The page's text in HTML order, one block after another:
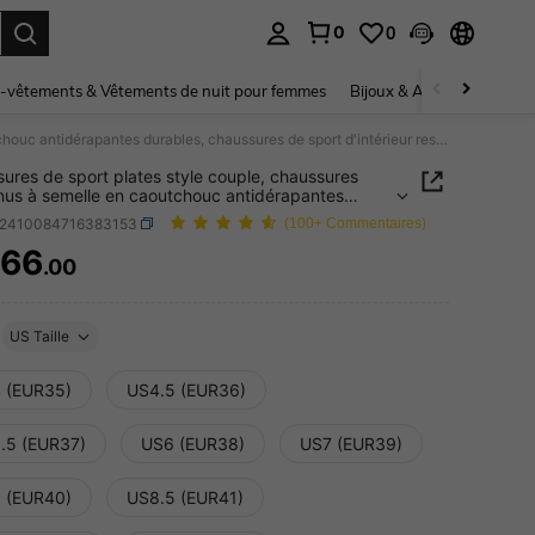
0 0
vêtements & Vêtements de nuit pour femmes Bijoux & Accessoires pour
Chaussures de sport plates style couple, chaussures pieds nus à semelle en caoutchouc antidérapantes durables, chaussures de sport d'intérieur respirantes et confortables à semelle fine, chaussures de course de sport en plein air
de sport plates style couple, chaussures
à semelle en caoutchouc antidérapantes
chaussures de sport d'intérieur respirantes et
à semelle fine, chaussures de course de
plein air
(100+ Commentaires)
AND AVAILABILITY
.00
US Taille
(EUR35) US4.5 (EUR36)
(EUR37) US6 (EUR38) US7 (EUR39)
(EUR40) US8.5 (EUR41)